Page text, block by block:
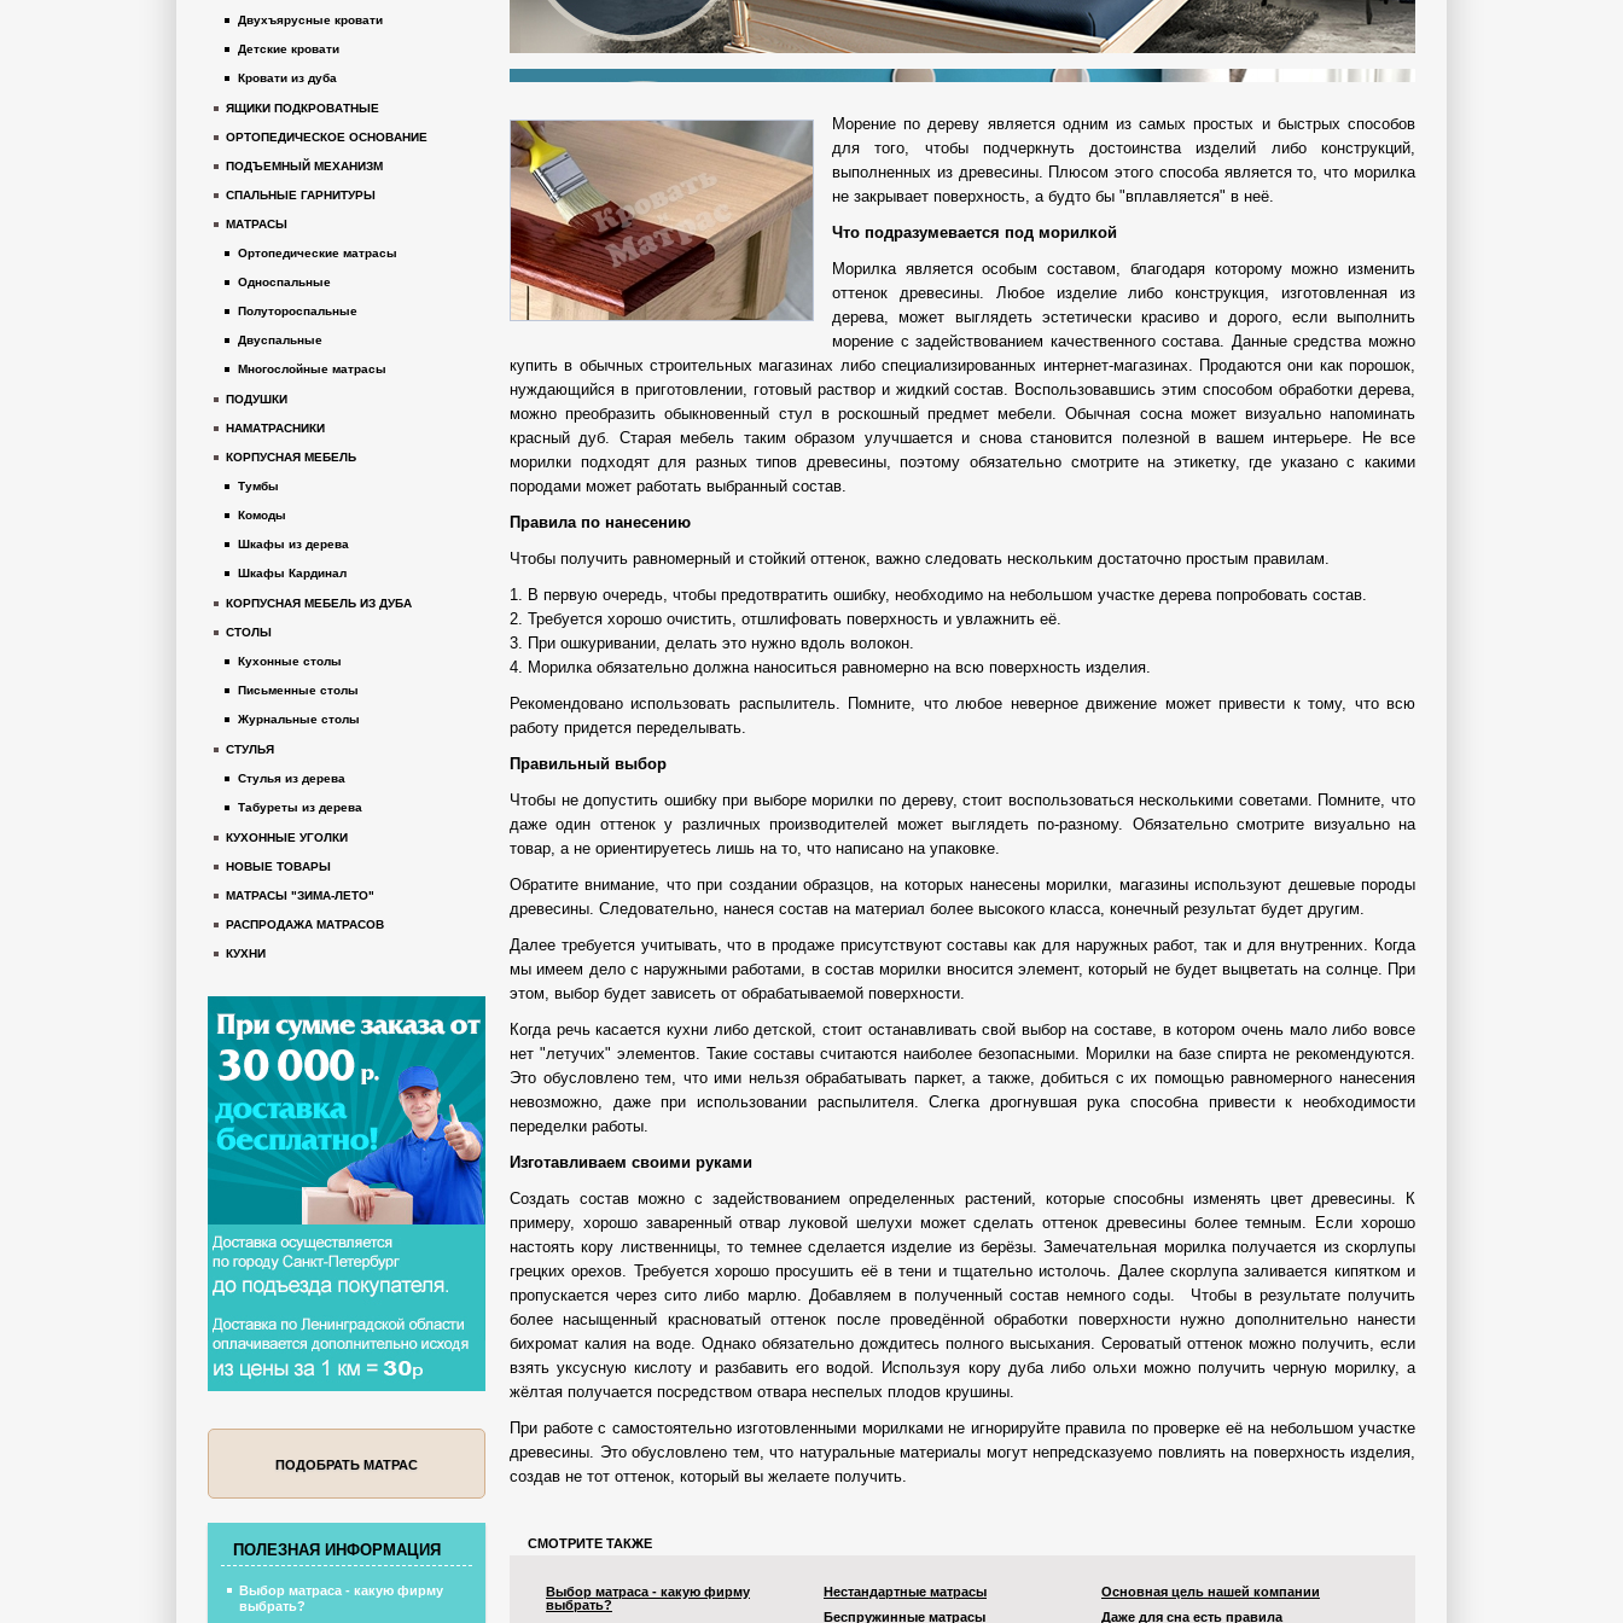
Морение по дереву является одним из самых простых и быстрых способов
для того, чтобы подчеркнуть достоинства изделий либо конструкций,
выполненных из древесины. Плюсом этого способа является то, что морилка
не закрывает поверхность, а будто бы "вплавляется" в неё.
Что подразумевается под морилкой
Морилка является особым составом, благодаря которому можно изменить
оттенок древесины. Любое изделие либо конструкция, изготовленная из
дерева, может выглядеть эстетически красиво и дорого, если выполнить
морение с задействованием качественного состава. Данные средства можно
купить в обычных строительных магазинах либо специализированных интернет-магазинах. Продаются они как порошок,
нуждающийся в приготовлении, готовый раствор и жидкий состав. Воспользовавшись этим способом обработки дерева,
можно преобразить обыкновенный стул в роскошный предмет мебели. Обычная сосна может визуально напоминать
красный дуб. Старая мебель таким образом улучшается и снова становится полезной в вашем интерьере. Не все
морилки подходят для разных типов древесины, поэтому обязательно смотрите на этикетку, где указано с какими
породами может работать выбранный состав.
Правила по нанесению
Чтобы получить равномерный и стойкий оттенок, важно следовать нескольким достаточно простым правилам.
1. В первую очередь, чтобы предотвратить ошибку, необходимо на небольшом участке дерева попробовать состав.
2. Требуется хорошо очистить, отшлифовать поверхность и увлажнить её.
3. При ошкуривании, делать это нужно вдоль волокон.
4. Морилка обязательно должна наноситься равномерно на всю поверхность изделия.
Рекомендовано использовать распылитель. Помните, что любое неверное движение может привести к тому, что всю
работу придется переделывать.
Правильный выбор
Чтобы не допустить ошибку при выборе морилки по дереву, стоит воспользоваться несколькими советами. Помните, что
даже один оттенок у различных производителей может выглядеть по-разному. Обязательно смотрите визуально на
товар, а не ориентируетесь лишь на то, что написано на упаковке.
Обратите внимание, что при создании образцов, на которых нанесены морилки, магазины используют дешевые породы
древесины. Следовательно, нанеся состав на материал более высокого класса, конечный результат будет другим.
Далее требуется учитывать, что в продаже присутствуют составы как для наружных работ, так и для внутренних. Когда
мы имеем дело с наружными работами, в состав морилки вносится элемент, который не будет выцветать на солнце. При
этом, выбор будет зависеть от обрабатываемой поверхности.
Когда речь касается кухни либо детской, стоит останавливать свой выбор на составе, в котором очень мало либо вовсе
нет "летучих" элементов. Такие составы считаются наиболее безопасными. Морилки на базе спирта не рекомендуются.
Это обусловлено тем, что ими нельзя обрабатывать паркет, а также, добиться с их помощью равномерного нанесения
невозможно, даже при использовании распылителя. Слегка дрогнувшая рука способна привести к необходимости
переделки работы.
Изготавливаем своими руками
Создать состав можно с задействованием определенных растений, которые способны изменять цвет древесины. К
примеру, хорошо заваренный отвар луковой шелухи может сделать оттенок древесины более темным. Если хорошо
настоять кору лиственницы, то темнее сделается изделие из берёзы. Замечательная морилка получается из скорлупы
грецких орехов. Требуется хорошо просушить её в тени и тщательно истолочь. Далее скорлупа заливается кипятком и
пропускается через сито либо марлю. Добавляем в полученный состав немного соды. Чтобы в результате получить
более насыщенный красноватый оттенок после проведённой обработки поверхности нужно дополнительно нанести
бихромат калия на воде. Однако обязательно дождитесь полного высыхания. Сероватый оттенок можно получить, если
взять уксусную кислоту и разбавить его водой. Используя кору дуба либо ольхи можно получить черную морилку, а
жёлтая получается посредством отвара неспелых плодов крушины.
При работе с самостоятельно изготовленными морилками не игнорируйте правила по проверке её на небольшом участке
древесины. Это обусловлено тем, что натуральные материалы могут непредсказуемо повлиять на поверхность изделия,
создав не тот оттенок, который вы желаете получить.
СМОТРИТЕ ТАКЖЕ
Выбор матраса - какую фирму
выбрать?
Нестандартные матрасы
Беспружинные матрасы
Основная цель нашей компании
Даже для сна есть правила
Двухъярусные кровати
Детские кровати
Кровати из дуба
ЯЩИКИ ПОДКРОВАТНЫЕ
ОРТОПЕДИЧЕСКОЕ ОСНОВАНИЕ
ПОДЪЕМНЫЙ МЕХАНИЗМ
СПАЛЬНЫЕ ГАРНИТУРЫ
МАТРАСЫ
Ортопедические матрасы
Односпальные
Полутороспальные
Двуспальные
Многослойные матрасы
ПОДУШКИ
НАМАТРАСНИКИ
КОРПУСНАЯ МЕБЕЛЬ
Тумбы
Комоды
Шкафы из дерева
Шкафы Кардинал
КОРПУСНАЯ МЕБЕЛЬ ИЗ ДУБА
СТОЛЫ
Кухонные столы
Письменные столы
Журнальные столы
СТУЛЬЯ
Стулья из дерева
Табуреты из дерева
КУХОННЫЕ УГОЛКИ
НОВЫЕ ТОВАРЫ
МАТРАСЫ "ЗИМА-ЛЕТО"
РАСПРОДАЖА МАТРАСОВ
КУХНИ
ПОДОБРАТЬ МАТРАС
ПОЛЕЗНАЯ ИНФОРМАЦИЯ
Выбор матраса - какую фирму
выбрать?